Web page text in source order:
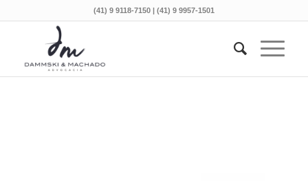
(41) 9 9118-7150 | (41) 9 9957-1501